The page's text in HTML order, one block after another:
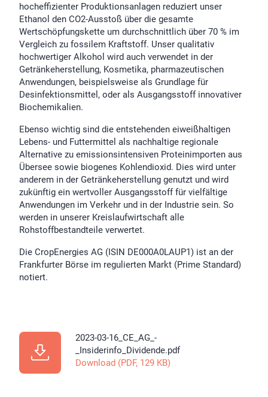
hocheffizienter Produktionsanlagen reduziert unser
Ethanol den CO2-Ausstoß über die gesamte
Wertschöpfungskette um durchschnittlich über 70 % im
Vergleich zu fossilem Kraftstoff. Unser qualitativ
hochwertiger Alkohol wird auch verwendet in der
Getränkeherstellung, Kosmetika, pharmazeutischen
Anwendungen, beispielsweise als Grundlage für
Desinfektionsmittel, oder als Ausgangsstoff innovativer
Biochemikalien.
Ebenso wichtig sind die entstehenden eiweißhaltigen
Lebens- und Futtermittel als nachhaltige regionale
Alternative zu emissionsintensiven Proteinimporten aus
Übersee sowie biogenes Kohlendioxid. Dies wird unter
anderem in der Getränkeherstellung genutzt und wird
zukünftig ein wertvoller Ausgangsstoff für vielfältige
Anwendungen im Verkehr und in der Industrie sein. So
werden in unserer Kreislaufwirtschaft alle
Rohstoffbestandteile verwertet.
Die CropEnergies AG (ISIN DE000A0LAUP1) ist an der
Frankfurter Börse im regulierten Markt (Prime Standard)
notiert.
2023-03-16_CE_AG_-
_Insiderinfo_Dividende.pdf
Download (PDF, 129 KB)